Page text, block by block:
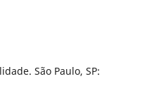
São Paulo, SP: